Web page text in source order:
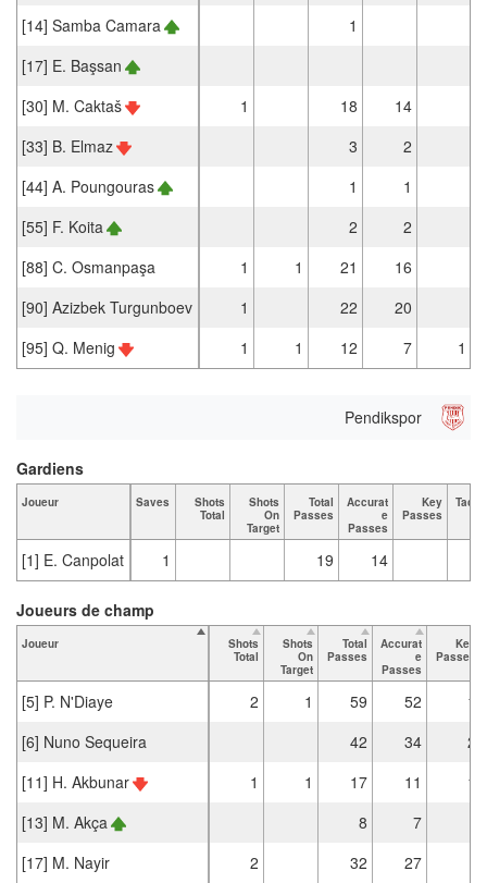
[14] Samba Camara
1
[17] E. Başsan
[30] M. Caktaš
1 18
14
[33] B. Elmaz
3
2
[44] A. Poungouras
1
1
[55] F. Koita
2
2
[88] C. Osmanpaşa
1 1 21
16
[90] Azizbek Turgunboev
1 22
20
[95] Q. Menig
1 1 12 7 1
Pendikspor
Joueur Saves
Shots
Total
Shots
On
Target
Total
Passes
Accurat
e
Passes
Key
Passes
[1] E. Canpolat 1 19 14
Gardiens
Joueur
Shots
Total
Shots
On
Target
Total
Passes
Accurat
e
Passes
Key
Passes
[5] P. N'Diaye 2 1 59 52
1
[6] Nuno Sequeira
42 34
2
[11] H. Akbunar
1 1 17 11
1
[13] M. Akça
8
7
[17] M. Nayir
2 32 27
Joueurs de champ